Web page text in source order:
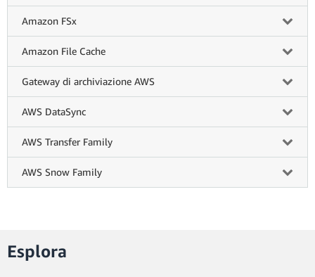
Amazon FSx
Amazon File Cache
Gateway di archiviazione AWS
AWS DataSync
AWS Transfer Family
AWS Snow Family
Esplora